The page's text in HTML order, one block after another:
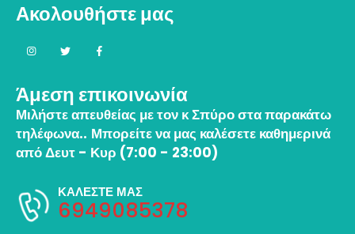
Ακολουθήστε μας
Άμεση επικοινωνία
Μιλήστε απευθείας με τον κ Σπύρο στα παρακάτω
τηλέφωνα.. Μπορείτε να μας καλέσετε καθημερινά
από Δευτ - Κυρ (7:00 - 23:00)
ΚΑΛΕΣΤΕ ΜΑΣ
6949085378